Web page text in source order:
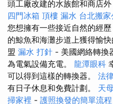
頭工廠改建的水族館和商店外
四門冰箱 頂樓 漏水 台北搬家
您想擁有一些接近自然的經
的鯨魚和海灘步道上獲得愉
盟 漏水 打針 - 美國網絡轉換
為電氣設備充電。 龍潭眼科
可以得到這樣的轉換器。 法
有日子休息和免費計劃。 天
掃家裡 - 護照換發的簡單流程